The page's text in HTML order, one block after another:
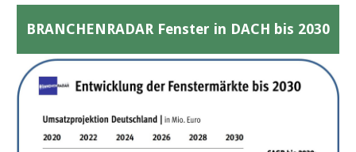
BRANCHENRADAR Fenster in DACH bis 2030